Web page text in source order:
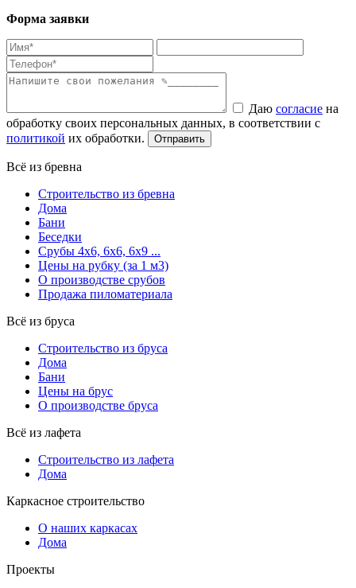
Форма заявки
Даю согласие на
обработку своих персональных данных, в соответствии с
политикой их обработки.
Всё из бревна
Строительство из бревна
Дома
Бани
Беседки
Срубы 4х6, 6х6, 6х9 ...
Цены на рубку (за 1 м3)
О производстве срубов
Продажа пиломатериала
Всё из бруса
Строительство из бруса
Дома
Бани
Цены на брус
О производстве бруса
Всё из лафета
Строительство из лафета
Дома
Каркасное строительство
О наших каркасах
Дома
Проекты